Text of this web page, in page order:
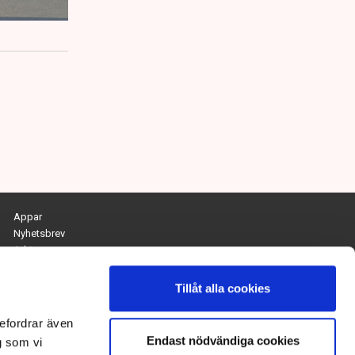
även
som vi
Tillåt alla cookies
Endast nödvändiga cookies
Appar
Nyhetsbrev
Arkiv
Kontakta redaktionen
Chefredaktör och ansvarig utgivare: